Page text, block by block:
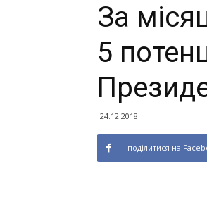
За
5
24.12.2018
поділитися на